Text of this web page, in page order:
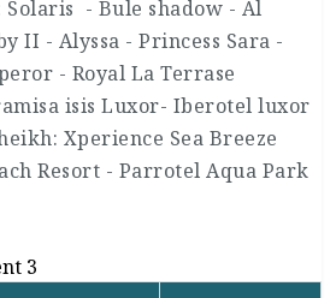
- Bule shadow - Al
II - Alyssa - Princess Sara -
- Royal La Terrase
isis Luxor- Iberotel luxor
Xperience Sea Breeze
Resort - Parrotel Aqua Park
3